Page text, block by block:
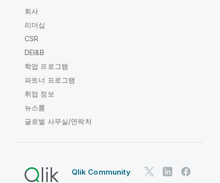
회사
리더십
CSR
DEI&B
학업 프로그램
파트너 프로그램
취업 정보
뉴스룸
글로벌 사무실/연락처
Qlik Community